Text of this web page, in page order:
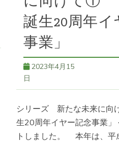
誕生20周年イ
事業」
2023年4月15
日
シリーズ 新たな未来に
生20周年イヤー記念事業」
トしました。 本年は、平